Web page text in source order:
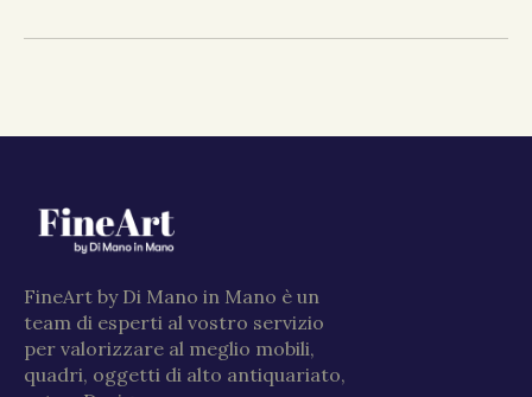
FineArt by Di Mano in Mano è un
team di esperti al vostro servizio
per valorizzare al meglio mobili,
quadri, oggetti di alto antiquariato,